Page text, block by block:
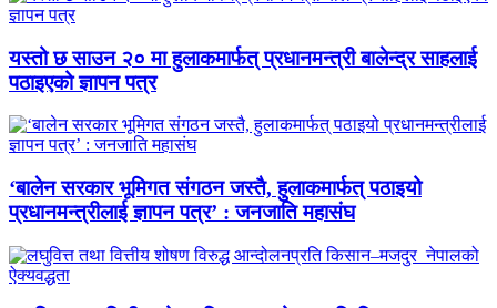
यस्तो छ साउन २० मा हुलाकमार्फत् प्रधानमन्त्री बालेन्द्र साहलाई
पठाइएको ज्ञापन पत्र
‘बालेन सरकार भूमिगत संगठन जस्तै, हुलाकमार्फत् पठाइयो
प्रधानमन्त्रीलाई ज्ञापन पत्र’ : जनजाति महासंघ